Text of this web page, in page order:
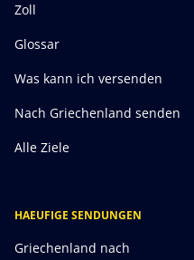
Zoll
Glossar
Was kann ich versenden
Nach Griechenland senden
Alle Ziele
HAEUFIGE SENDUNGEN
Griechenland nach